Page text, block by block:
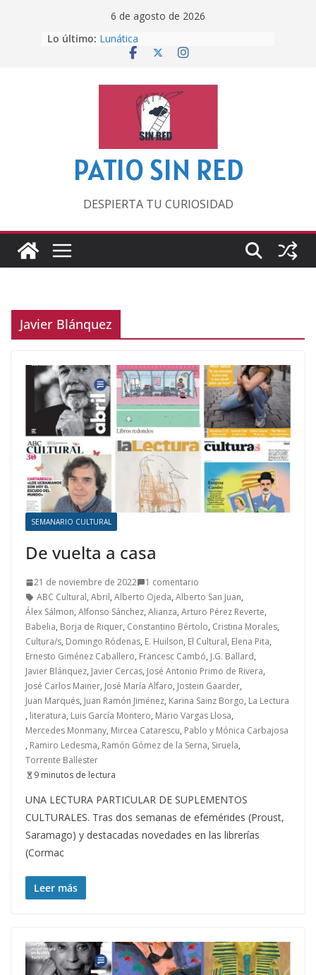
6 de agosto de 2026
Lo último: Lunática
Pero, hasta entonces…
‘La broma infinita’ de recomendar
lecturas veraniegas
Otra del Mundial
PATIO SIN RED
DESPIERTA TU CURIOSIDAD
Javier Blánquez
SEMANARIO CULTURAL
De vuelta a casa
21 de noviembre de 2022
1 comentario
ABC Cultural, Abril, Alberto Ojeda, Alberto San Juan,
Álex Sálmon, Alfonso Sánchez, Alianza, Arturo Pérez Reverte,
Babelia, Borja de Riquer, Constantino Bértolo, Cristina Morales,
Cultura/s, Domingo Ródenas, E. Huilson, El Cultural, Elena Pita,
Ernesto Giménez Caballero, Francesc Cambó, J.G. Ballard,
Javier Blánquez, Javier Cercas, José Antonio Primo de Rivera,
José Carlos Mainer, José María Alfaro, Jostein Gaarder,
Juan Marqués, Juan Ramón Jiménez, Karina Sainz Borgo, La Lectura
, literatura, Luis García Montero, Mario Vargas Llosa,
Mercedes Monmany, Mircea Catarescu, Pablo y Mónica Carbajosa
, Ramiro Ledesma, Ramón Gómez de la Serna, Siruela,
Torrente Ballester
9 minutos de lectura
UNA LECTURA PARTICULAR DE SUPLEMENTOS
CULTURALES. Tras dos semanas de efemérides (Proust,
Saramago) y destacadas novedades en las librerías
(Cormac
Leer más